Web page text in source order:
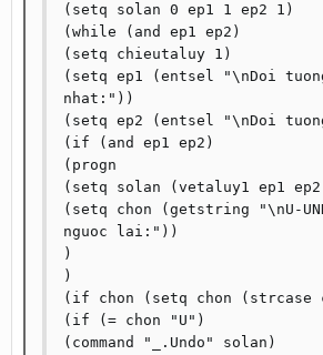
(setq solan 0 ep1 1 ep2 1)
(while (and ep1 ep2)
(setq chieutaluy 1)
(setq ep1 (entsel "\nDoi
nhat:"))
(setq ep2 (entsel "\nDoi
(if (and ep1 ep2)
(progn
(setq solan (vetaluy1 ep1
(setq chon (getstring "\nU-
nguoc lai:"))
)
)
(if chon (setq chon (strcase
(if (= chon "U")
(command "_.Undo" solan)